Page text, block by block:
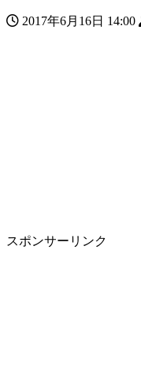
2017年6月16日 14:00
スポンサーリンク